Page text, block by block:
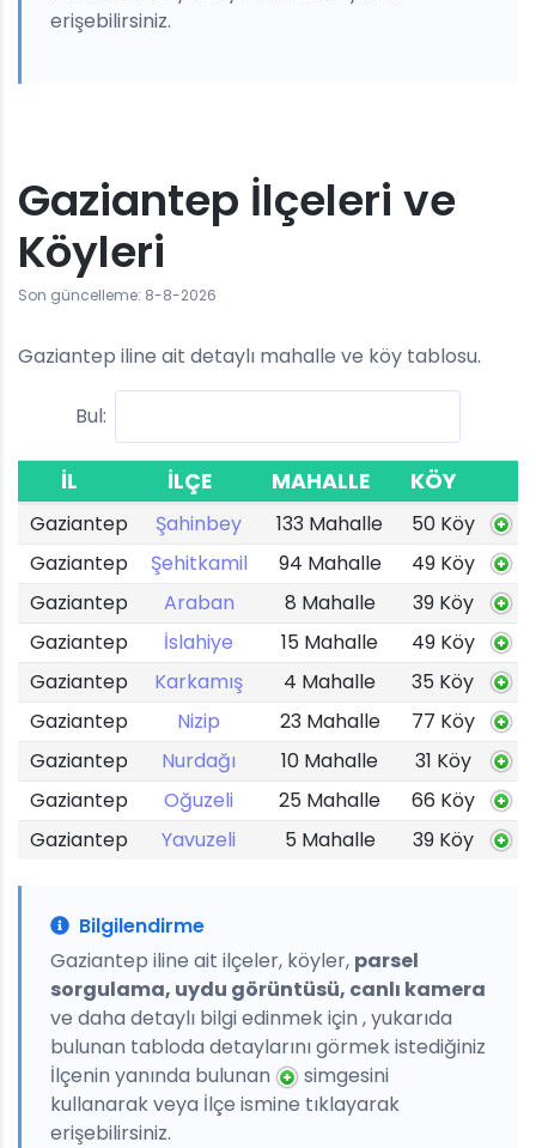
erişebilirsiniz.
Gaziantep İlçeleri ve
Köyleri
Son güncelleme: 8-8-2026
Gaziantep iline ait detaylı mahalle ve köy tablosu.
Bul:
İL İLÇE MAHALLE KÖY
Gaziantep Şahinbey 133 Mahalle
50 Köy
Gaziantep
Şehitkamil 94 Mahalle
49 Köy
Gaziantep
Araban 8 Mahalle
39 Köy
Gaziantep
İslahiye 15 Mahalle
49 Köy
Gaziantep
Karkamış 4 Mahalle
35 Köy
Gaziantep
Nizip 23 Mahalle
77 Köy
Gaziantep
Nurdağı 10 Mahalle
31 Köy
Gaziantep
Oğuzeli 25 Mahalle
66 Köy
Gaziantep
Yavuzeli 5 Mahalle 39 Köy
Bilgilendirme
Gaziantep iline ait ilçeler, köyler, parsel
sorgulama, uydu görüntüsü, canlı kamera
ve daha detaylı bilgi edinmek için , yukarıda
bulunan tabloda detaylarını görmek istediğiniz
İlçenin yanında bulunan
simgesini
kullanarak veya İlçe ismine tıklayarak
erişebilirsiniz.